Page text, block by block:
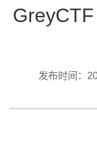
发布时间：